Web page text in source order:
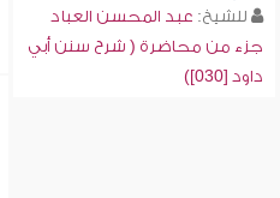
للشيخ: عبد المحسن العباد
جزء من محاضرة ( شرح سنن أبي
داود [030])